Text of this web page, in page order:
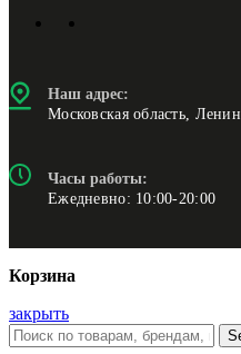
Наш адрес:
Московская область,
Часы работы:
Ежедневно: 10:00-20:00
Корзина
закрыть